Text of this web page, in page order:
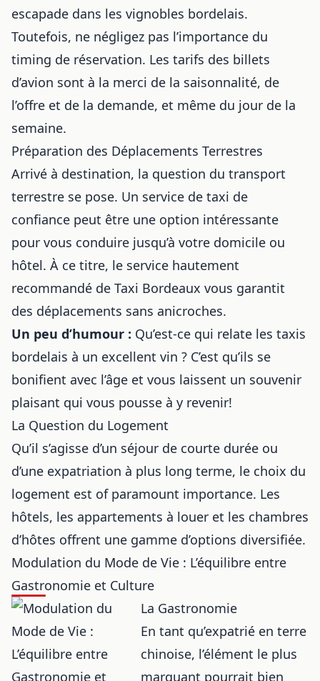
escapade dans les vignobles bordelais.
Toutefois, ne négligez pas l’importance du
timing de réservation. Les tarifs des billets
d’avion sont à la merci de la saisonnalité, de
l’offre et de la demande, et même du jour de la
semaine.
Préparation des Déplacements Terrestres
Arrivé à destination, la question du transport
terrestre se pose. Un service de taxi de
confiance peut être une option intéressante
pour vous conduire jusqu’à votre domicile ou
hôtel. À ce titre, le service hautement
recommandé de Taxi Bordeaux vous garantit
des déplacements sans anicroches.
Un peu d’humour : Qu’est-ce qui relate les taxis
bordelais à un excellent vin ? C’est qu’ils se
bonifient avec l’âge et vous laissent un souvenir
plaisant qui vous pousse à y revenir!
La Question du Logement
Qu’il s’agisse d’un séjour de courte durée ou
d’une expatriation à plus long terme, le choix du
logement est of paramount importance. Les
hôtels, les appartements à louer et les chambres
d’hôtes offrent une gamme d’options diversifiée.
Modulation du Mode de Vie : L’équilibre entre
Gastronomie et Culture
La Gastronomie
En tant qu’expatrié en terre
chinoise, l’élément le plus
marquant pourrait bien